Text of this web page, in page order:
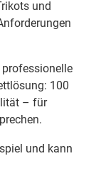
und
100
– für
und kann